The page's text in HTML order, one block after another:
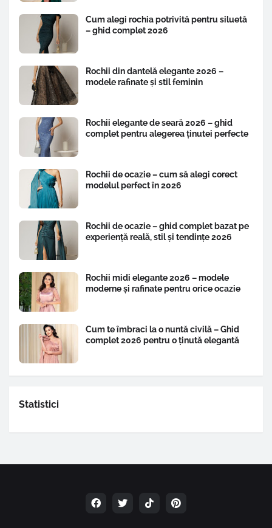
Cum alegi rochia potrivită pentru siluetă
– ghid complet 2026
Rochii din dantelă elegante 2026 –
modele rafinate și stil feminin
Rochii elegante de seară 2026 – ghid
complet pentru alegerea ținutei perfecte
Rochii de ocazie – cum să alegi corect
modelul perfect în 2026
Rochii de ocazie – ghid complet bazat pe
experiență reală, stil și tendințe 2026
Rochii midi elegante 2026 – modele
moderne și rafinate pentru orice ocazie
Cum te îmbraci la o nuntă civilă – Ghid
complet 2026 pentru o ținută elegantă
Statistici